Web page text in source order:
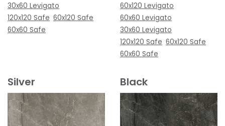
30x60 Levigato
120x120 Safe 60x120 Safe
60x60 Safe
60x120 Levigato
60x60 Levigato
30x60 Levigato
120x120 Safe 60x120 Safe
60x60 Safe
Silver Black